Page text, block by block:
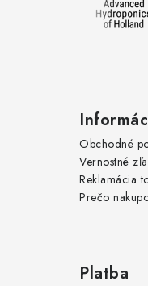
Obchodné
Vernostné
Reklamácia
Prečo
Platba